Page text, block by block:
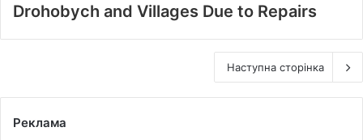
Drohobych and Villages Due to Repairs
Наступна сторінка
Реклама